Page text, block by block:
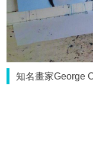
知名畫家George